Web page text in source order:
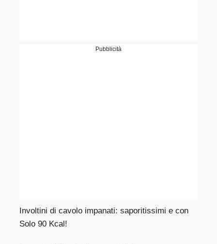
Pubblicità
Involtini di cavolo impanati: saporitissimi e con
Solo 90 Kcal!